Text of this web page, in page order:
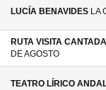
LUCÍA BENAVIDES LA
RUTA VISITA
DE AGOSTO
TEATRO LÍRICO